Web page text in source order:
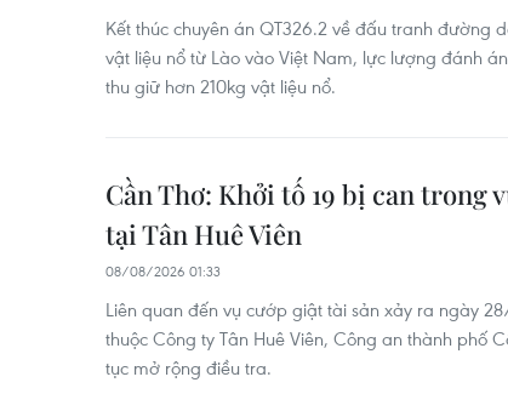
Kết thúc chuyên án QT326.2 về đấu tranh đường
vật liệu nổ từ Lào vào Việt Nam, lực lượng đánh
thu giữ hơn 210kg vật liệu nổ.
Cần Thơ: Khởi tố 19 bị can trong
tại Tân Huê Viên
08/08/2026 01:33
Liên quan đến vụ cướp giật tài sản xảy ra ngày
thuộc Công ty Tân Huê Viên, Công an thành phố
tục mở rộng điều tra.